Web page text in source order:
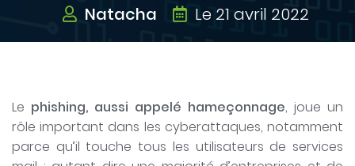
Natacha Le 21 avril 2022
Le phishing, aussi appelé hameçonnage, joue un
rôle important dans les cyberattaques, notamment
parce qu’il touche tous les utilisateurs de services